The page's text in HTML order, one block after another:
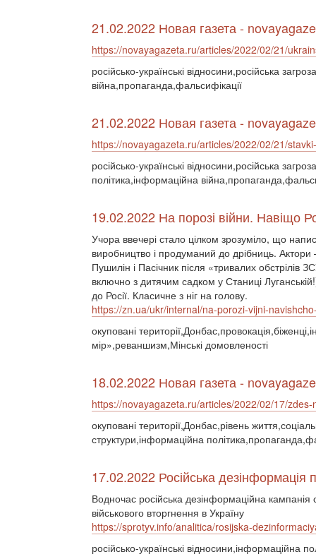
21.02.2022 Новая газета -
https://novayagazeta.ru/articles/2022/02/21/
російсько-українські відносини,російська
війна,пропаганда,фальсифікації
21.02.2022 Новая газета -
https://novayagazeta.ru/articles/2022/02/21/
російсько-українські відносини,російська
політика,інформаційна
19.02.2022 На порозі війни. Навіщо
Учора ввечері стало цілком зрозуміло, що
виробництво і продуманий до дрібниць.
Пушилін і Пасічник після «тривалих
включно з дитячим садком у Станиці
до Росії. Класичне з ніг на голову.
https://zn.ua/ukr/internal/na-porozi-vijni-
окуповані
мір»,реваншизм,Мінські домовленості
18.02.2022 Новая газета -
https://novayagazeta.ru/articles/2022/02/17/
окуповані території,Донбас,рівень
структури,інформаційна
17.02.2022 Російська дезінформація
Водночас російська дезінформаційна
військового вторгнення в Україну
https://sprotyv.info/analitica/rosijska-
російсько-українські відносини,інформаційна